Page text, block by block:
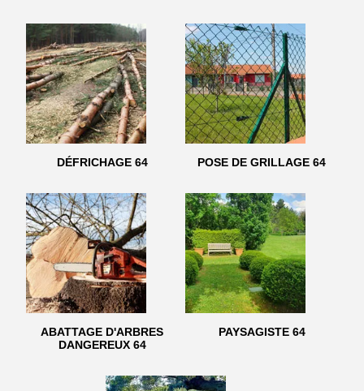
DÉFRICHAGE 64 POSE DE GRILLAGE 64
ABATTAGE D'ARBRES
DANGEREUX 64
PAYSAGISTE 64